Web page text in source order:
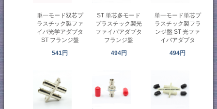
単一モード双芯プ
ラスチック製ファ
イバ光学アダプタ
ST フランジ盤
541円
ST 単芯多モード
プラスチック製光
ファイバアダプタ
フランジ盤
494円
単一モード単芯プ
ラスチック製フラ
ンジ盤 ST 光ファ
イバアダプタ
494円